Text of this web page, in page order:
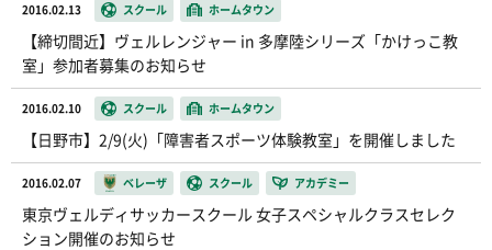
2016.02.13 スクール ホームタウン
【締切間近】ヴェルレンジャー in 多摩陸シリーズ「かけっこ教
室」参加者募集のお知らせ
2016.02.10 スクール ホームタウン
【日野市】2/9(火)「障害者スポーツ体験教室」を開催しました
2016.02.07 ベレーザ スクール アカデミー
東京ヴェルディサッカースクール 女子スペシャルクラスセレク
ション開催のお知らせ